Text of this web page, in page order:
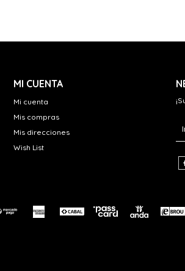
MI CUENTA
Mi cuenta
Mis compras
Mis direcciones
Wish List